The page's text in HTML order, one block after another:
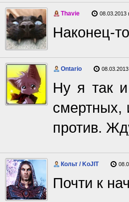
Thavie 08.03.2013
Наконец-
Ontario
Ну я так
смертных,
против.
Кольт / KoJIT
Почти к